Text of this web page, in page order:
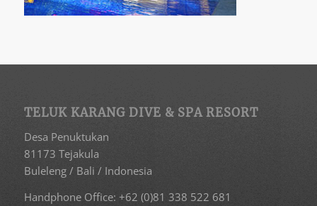
TELUK KARANG DIVE & SPA RESORT
Desa Penuktukan
81173 Tejakula
Buleleng / Bali / Indonesia
Handphone Office: +62 (0)81 338 522 681